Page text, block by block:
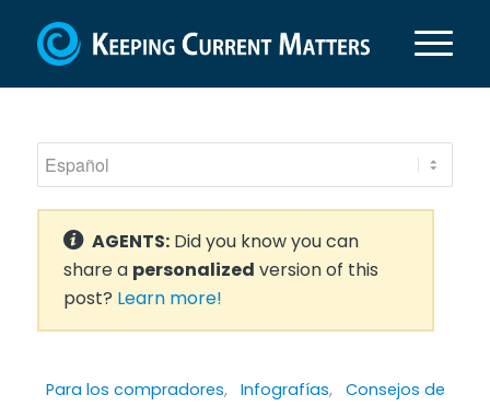
AGENTS:Did you know you can
share a personalized version of this
post? Learn more!
Para los compradores, Infografías, Consejos de